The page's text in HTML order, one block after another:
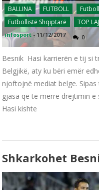
BALLINA FUTBOLL
Futbollistë Shqiptarë
TOP
infosport - 11/12/2017 0
Besnik Hasi karrierën e tij si
Belgjikë, aty ku bëri emër
njoftojnë mediat belge.
gjasa që të merrë drejtimin e
Hasi kishte
Shkarkohet